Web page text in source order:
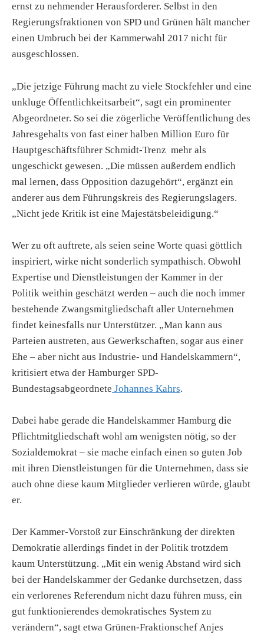
ernst zu nehmender Herausforderer. Selbst in den
Regierungsfraktionen von SPD und Grünen hält mancher
einen Umbruch bei der Kammerwahl 2017 nicht für
ausgeschlossen.
„Die jetzige Führung macht zu viele Stockfehler und eine
unkluge Öffentlichkeitsarbeit“, sagt ein prominenter
Abgeordneter. So sei die zögerliche Veröffentlichung des
Jahresgehalts von fast einer halben Million Euro für
Hauptgeschäftsführer Schmidt-Trenz mehr als
ungeschickt gewesen. „Die müssen außerdem endlich
mal lernen, dass Opposition dazugehört“, ergänzt ein
anderer aus dem Führungskreis des Regierungslagers.
„Nicht jede Kritik ist eine Majestätsbeleidigung.“
Wer zu oft auftrete, als seien seine Worte quasi göttlich
inspiriert, wirke nicht sonderlich sympathisch. Obwohl
Expertise und Dienstleistungen der Kammer in der
Politik weithin geschätzt werden – auch die noch immer
bestehende Zwangsmitgliedschaft aller Unternehmen
findet keinesfalls nur Unterstützer. „Man kann aus
Parteien austreten, aus Gewerkschaften, sogar aus einer
Ehe – aber nicht aus Industrie- und Handelskammern“,
kritisiert etwa der Hamburger SPD-
Bundestagsabgeordnete Johannes Kahrs.
Dabei habe gerade die Handelskammer Hamburg die
Pflichtmitgliedschaft wohl am wenigsten nötig, so der
Sozialdemokrat – sie mache einfach einen so guten Job
mit ihren Dienstleistungen für die Unternehmen, dass sie
auch ohne diese kaum Mitglieder verlieren würde, glaubt
er.
Der Kammer-Vorstoß zur Einschränkung der direkten
Demokratie allerdings findet in der Politik trotzdem
kaum Unterstützung. „Mit ein wenig Abstand wird sich
bei der Handelskammer der Gedanke durchsetzen, dass
ein verlorenes Referendum nicht dazu führen muss, ein
gut funktionierendes demokratisches System zu
verändern“, sagt etwa Grünen-Fraktionschef Anjes